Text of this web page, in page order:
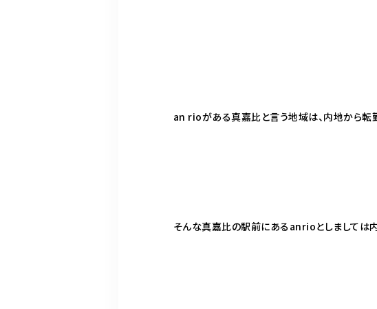
an rioがある真嘉比と言う地域は、内地から転
そんな真嘉比の駅前にあるanrioとしましては